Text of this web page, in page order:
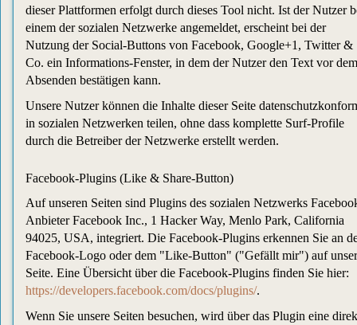
dieser Plattformen erfolgt durch dieses Tool nicht. Ist der Nutzer
einem der sozialen Netzwerke angemeldet, erscheint bei der
Nutzung der Social-Buttons von Facebook, Google+1, Twitter &
Co. ein Informations-Fenster, in dem der Nutzer den Text vor dem
Absenden bestätigen kann.
Unsere Nutzer können die Inhalte dieser Seite
in sozialen Netzwerken teilen, ohne dass komplette Surf-Profile
durch die Betreiber der Netzwerke erstellt werden.
Facebook-Plugins (Like & Share-Button)
Auf unseren Seiten sind Plugins des sozialen Netzwerks
Anbieter Facebook Inc., 1 Hacker Way, Menlo Park, California
94025, USA, integriert. Die Facebook-Plugins erkennen Sie an
Facebook-Logo oder dem "Like-Button" ("Gefällt mir") auf
Seite. Eine Übersicht über die Facebook-Plugins finden Sie hier:
https://developers.facebook.com/docs/plugins/.
Wenn Sie unsere Seiten besuchen, wird über das Plugin eine